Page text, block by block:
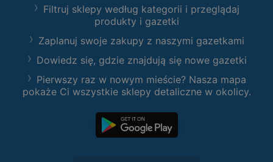
Filtruj sklepy według kategorii i przeglądaj
produkty i gazetki
Zaplanuj swoje zakupy z naszymi gazetkami
Dowiedz się, gdzie znajdują się nowe gazetki
Pierwszy raz w nowym mieście? Nasza mapa
pokaże Ci wszystkie sklepy detaliczne w okolicy.